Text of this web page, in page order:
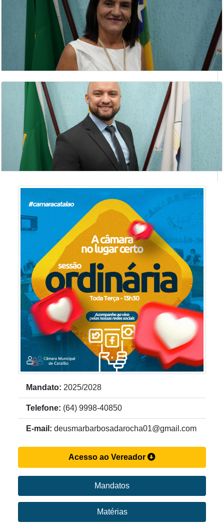
ROSÂNGELA SANTANA FERREIRA
Vereador(a)
SILVIA APARECIDA ROSA
vereadora
THOMAS MARQUES DE MESQUITA
Mandato: 2025/2028
Telefone: (64) 9998-40850
E-mail: deusmarbarbosadarocha01@gmail.com
Acesso ao Vereador
Mandatos
Matérias